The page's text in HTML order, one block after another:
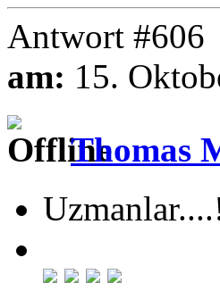
Antwort #606
am: 15.
Thomas